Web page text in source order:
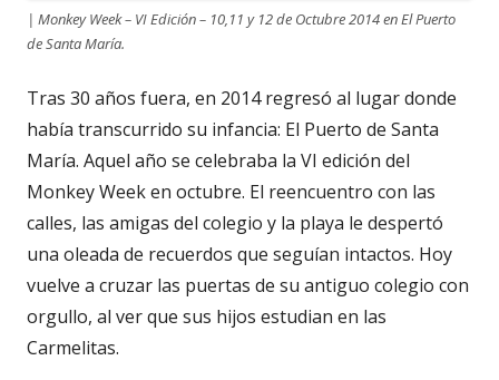
| Monkey Week – VI Edición – 10,11 y 12 de Octubre 2014 en El Puerto
de Santa María.
Tras 30 años fuera, en 2014 regresó al lugar donde
había transcurrido su infancia: El Puerto de Santa
María. Aquel año se celebraba la VI edición del
Monkey Week en octubre. El reencuentro con las
calles, las amigas del colegio y la playa le despertó
una oleada de recuerdos que seguían intactos. Hoy
vuelve a cruzar las puertas de su antiguo colegio con
orgullo, al ver que sus hijos estudian en las
Carmelitas.